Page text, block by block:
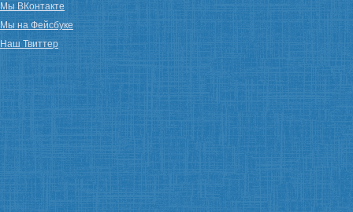
Мы ВКонтакте
Мы на Фейсбуке
Наш Твиттер